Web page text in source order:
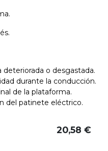
o desgastada.
durante la conducción.
de la plataforma.
del patinete eléctrico.
20,58 €